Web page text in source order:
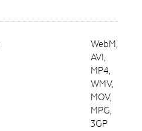
WebM,
AVI,
MP4,
WMV,
MOV,
MPG,
3GP